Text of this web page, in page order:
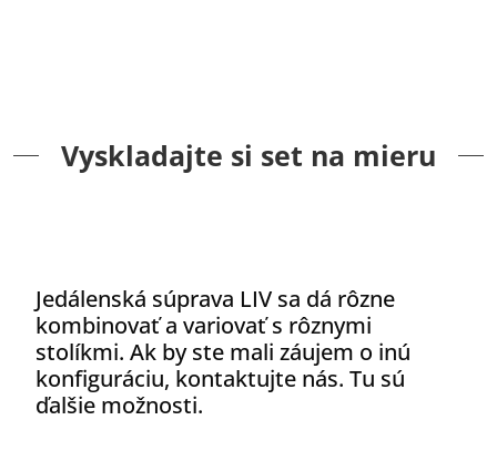
Vyskladajte si set na mieru
Jedálenská súprava LIV sa dá rôzne
kombinovať a variovať s rôznymi
stolíkmi. Ak by ste mali záujem o inú
konfiguráciu, kontaktujte nás. Tu sú
ďalšie možnosti.